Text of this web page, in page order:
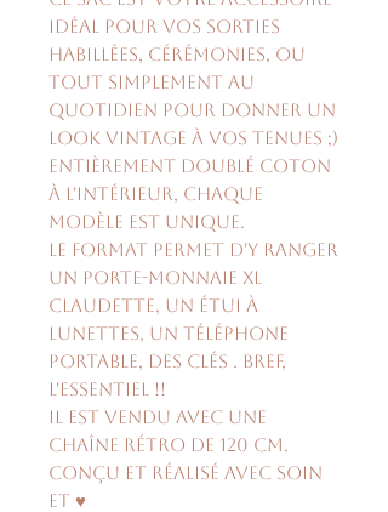
idéal pour vos sorties
habillées, cérémonies, ou
tout simplement au
quotidien pour donner un
look vintage à vos tenues ;)
Entièrement doublé coton
à l'intérieur, chaque
modèle est unique.
Le format permet d'y ranger
un porte-monnaie XL
Claudette, un étui à
lunettes, un téléphone
portable, des clés . Bref,
l'essentiel !!
Il est vendu avec une
chaîne rétro de 120 cm.
Conçu et réalisé avec soin
et ♥